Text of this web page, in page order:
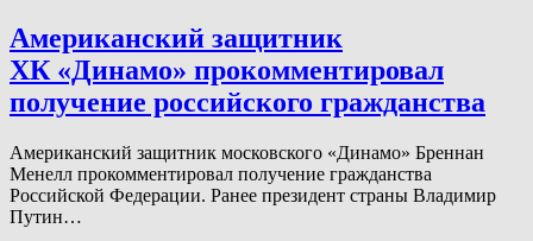
Американский защитник
ХК «Динамо» прокомментировал
получение российского гражданства
Американский защитник московского «Динамо» Бреннан
Менелл прокомментировал получение гражданства
Российской Федерации. Ранее президент страны Владимир
Путин…